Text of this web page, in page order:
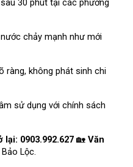
chảy mạnh như mới
ràng, không phát sinh chi
sử dụng với chính sách
lại: 0903.992.627 🏡Văn
Lộc.